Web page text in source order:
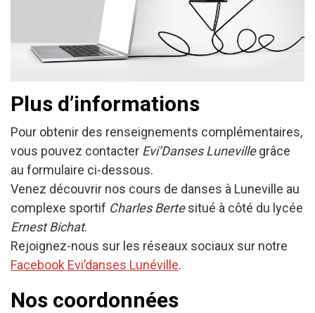
Plus d’informations
Pour obtenir des renseignements complémentaires,
vous pouvez contacter Evi’Danses Lunevillegrâce
au formulaire ci-dessous.
Venez découvrir nos cours de danses à Luneville au
complexe sportif Charles Bertesitué à côté du lycée
Ernest Bichat.
Rejoignez-nous sur les réseaux sociaux sur notre
Facebook Evi’danses Lunéville.
Nos coordonnées